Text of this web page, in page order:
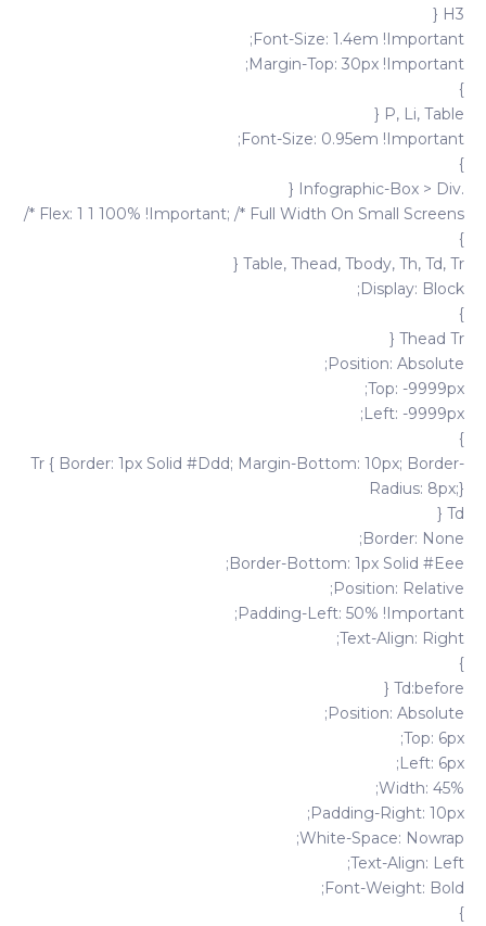
H3 {
Font-Size: 1.4em !important;
Margin-Top: 30px !important;
}
P, Li, Table {
Font-Size: 0.95em !important;
}
.infographic-Box > Div {
Flex: 1 1 100% !important; /* Full Width On Small Screens */
}
Table, Thead, Tbody, Th, Td, Tr {
Display: Block;
}
Thead Tr {
Position: Absolute;
Top: -9999px;
Left: -9999px;
}
Tr { Border: 1px Solid #ddd; Margin-Bottom: 10px; Border-
Radius: 8px;}
Td {
Border: None;
Border-Bottom: 1px Solid #eee;
Position: Relative;
Padding-Left: 50% !important;
Text-Align: Right;
}
Td:before {
Position: Absolute;
Top: 6px;
Left: 6px;
Width: 45%;
Padding-Right: 10px;
White-Space: Nowrap;
Text-Align: Left;
Font-Weight: Bold;
}